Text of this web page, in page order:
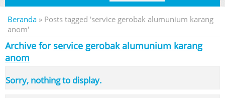
Beranda » Posts tagged 'service gerobak alumunium karang
anom'
Archive for service gerobak alumunium karang
anom
Sorry, nothing to display.